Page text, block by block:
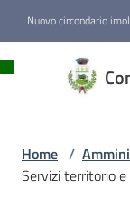
Nuovo circondario
di
Home /
Servizi territorio